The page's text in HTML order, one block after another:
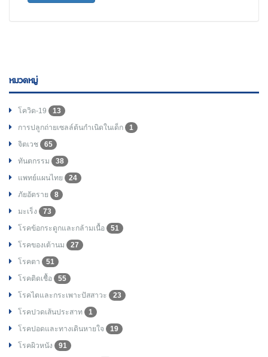
หมวดหมู่
โควิด-19
13
การปลูกถ่ายเซลล์ต้นกำเนิดในเด็ก
1
จิตเวช
65
ทันตกรรม
38
แพทย์แผนไทย
24
ภัยอัตราย
8
มะเร็ง
73
โรคข้อกระดูกและกล้ามเนื้อ
51
โรคของเต้านม
27
โรคตา
51
โรคติดเชื้อ
55
โรคไตและกระเพาะปัสสาวะ
23
โรคปวดเส้นประสาท
1
โรคปอดและทางเดินหายใจ
19
โรคผิวหนัง
91